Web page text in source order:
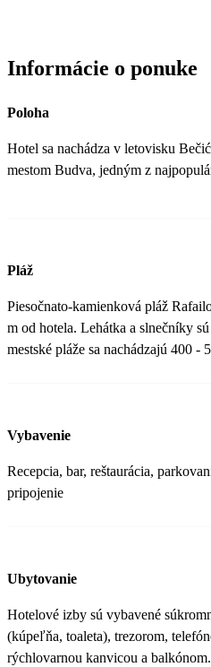
Informácie o ponuke
Poloha
Hotel sa nachádza v letovisku
mestom Budva, jedným z
Pláž
Piesočnato-kamienková pláž
m od hotela. Lehátka a slnečníky
mestské pláže sa nachádzajú 400 -
Vybavenie
Recepcia, bar, reštaurácia,
pripojenie
Ubytovanie
Hotelové izby sú vybavené
(kúpeľňa, toaleta), trezorom,
rýchlovarnou kanvicou a